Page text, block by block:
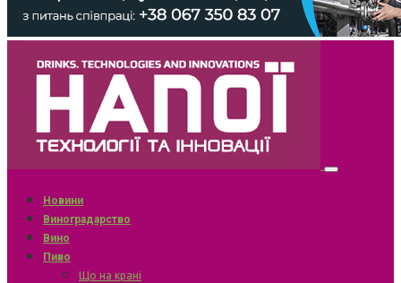
Новини
Виноградарство
Вино
Пиво
Що на крані